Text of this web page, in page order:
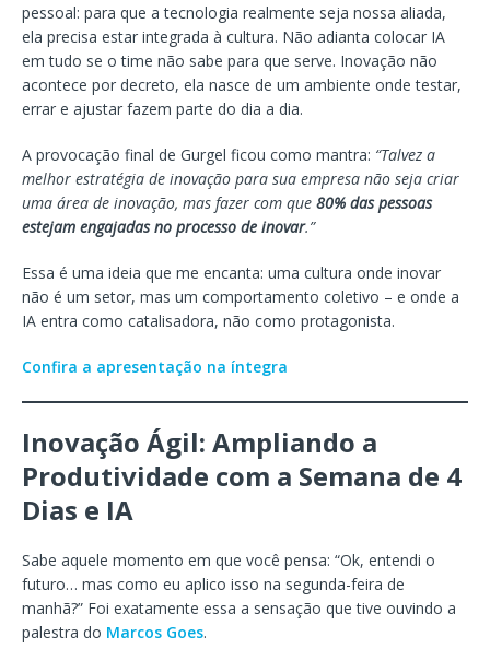
pessoal: para que a tecnologia realmente seja nossa aliada,
ela precisa estar integrada à cultura. Não adianta colocar IA
em tudo se o time não sabe para que serve. Inovação não
acontece por decreto, ela nasce de um ambiente onde testar,
errar e ajustar fazem parte do dia a dia.
A provocação final de Gurgel ficou como mantra: “Talvez a
melhor estratégia de inovação para sua empresa não seja criar
uma área de inovação, mas fazer com que 80% das pessoas
estejam engajadas no processo de inovar.”
Essa é uma ideia que me encanta: uma cultura onde inovar
não é um setor, mas um comportamento coletivo – e onde a
IA entra como catalisadora, não como protagonista.
Confira a apresentação na íntegra
Inovação Ágil: Ampliando a
Produtividade com a Semana de 4
Dias e IA
Sabe aquele momento em que você pensa: “Ok, entendi o
futuro… mas como eu aplico isso na segunda-feira de
manhã?” Foi exatamente essa a sensação que tive ouvindo a
palestra do Marcos Goes.